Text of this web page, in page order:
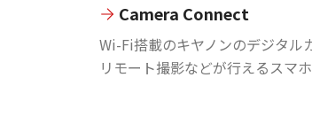
Camera Connect
Wi-Fi搭載のキヤノンのデジタル
リモート撮影などが行えるスマホ